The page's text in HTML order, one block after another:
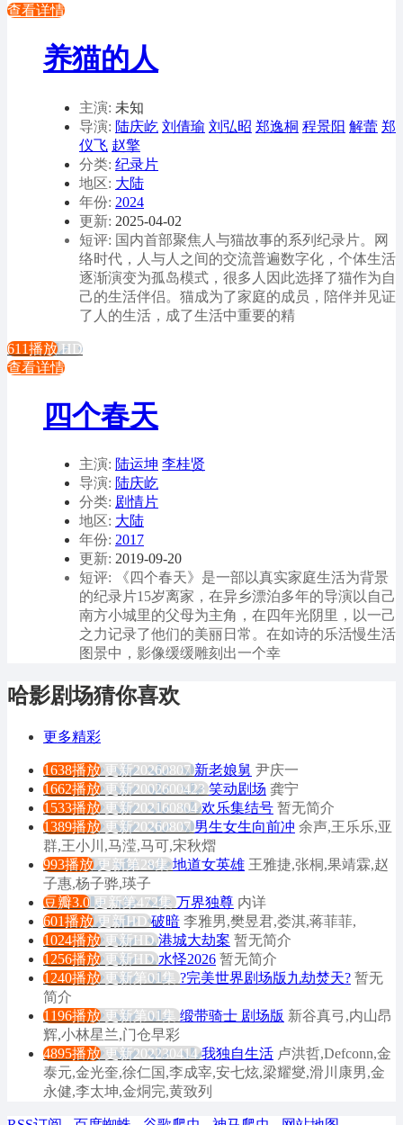
查看详情
养猫的人
主演: 未知
导演: 陆庆屹 刘倩瑜 刘弘昭 郑逸桐 程景阳 解蕾 郑
仪飞 赵擎
分类: 纪录片
地区: 大陆
年份: 2024
更新: 2025-04-02
短评: 国内首部聚焦人与猫故事的系列纪录片。网
络时代，人与人之间的交流普遍数字化，个体生活
逐渐演变为孤岛模式，很多人因此选择了猫作为自
己的生活伴侣。猫成为了家庭的成员，陪伴并见证
了人的生活，成了生活中重要的精
611播放 HD
查看详情
四个春天
主演: 陆运坤 李桂贤
导演: 陆庆屹
分类: 剧情片
地区: 大陆
年份: 2017
更新: 2019-09-20
短评: 《四个春天》是一部以真实家庭生活为背景
的纪录片15岁离家，在异乡漂泊多年的导演以自己
南方小城里的父母为主角，在四年光阴里，以一己
之力记录了他们的美丽日常。在如诗的乐活慢生活
图景中，影像缓缓雕刻出一个幸
哈影剧场猜你喜欢
更多精彩
1638播放 更新20260807 新老娘舅 尹庆一
1662播放 更新2002600423 笑动剧场 龚宁
1533播放 更新202160804 欢乐集结号 暂无简介
1389播放 更新20260807 男生女生向前冲 余声,王乐乐,亚
群,王小川,马滢,马可,宋秋熠
993播放 更新第28集 地道女英雄 王雅捷,张桐,果靖霖,赵
子惠,杨子骅,瑛子
豆瓣3.0 更新第472集 万界独尊 内详
601播放 更新HD 破暗 李雅男,樊昱君,娄淇,蒋菲菲,
1024播放 更新HD 港城大劫案 暂无简介
1256播放 更新HD 水怪2026 暂无简介
1240播放 更新第01集 ?完美世界剧场版九劫焚天? 暂无
简介
1196播放 更新第01集 缎带骑士 剧场版 新谷真弓,内山昂
辉,小林星兰,门仓早彩
4895播放 更新202230414 我独自生活 卢洪哲,Defconn,金
泰元,金光奎,徐仁国,李成宰,安七炫,梁耀燮,滑川康男,金
永健,李太坤,金烔完,黄致列